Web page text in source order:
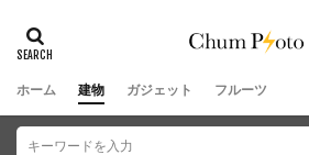
ホーム 建物 ガジェット フルーツ